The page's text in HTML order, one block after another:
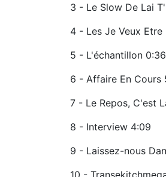
3 - Le Slow De Lai
4 - Les Je Veux Etre
5 - L'échantillon 0:36
6 - Affaire En Cours
7 - Le Repos, C'est
8 - Interview 4:09
9 - Laissez-nous
10 -